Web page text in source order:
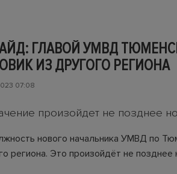
ГЛАВОЙ УМВД
ИЗ ДРУГОГО РЕГИОНА
07:08
произойдет не позднее
нового начальника УМВД по
региона. Это произойдёт не